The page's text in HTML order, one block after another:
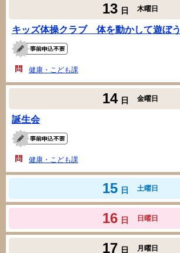
13 日 木曜日
キッズ体操クラブ 体を動かして遊ぼう
健康・こども課
14 日 金曜日
誕生会
健康・こども課
15 日 土曜日
16 日 日曜日
17 日 月曜日